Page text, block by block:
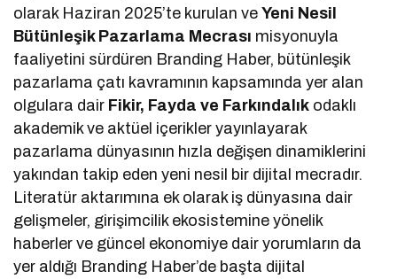
olarak Haziran 2025’te kurulan veYeni Nesil
Bütünleşik Pazarlama Mecrası misyonuyla
faaliyetini sürdüren Branding Haber, bütünleşik
pazarlama çatı kavramının kapsamında yer alan
olgulara dair Fikir, Fayda ve Farkındalık odaklı
akademik ve aktüel içerikler yayınlayarak
pazarlama dünyasının hızla değişen dinamiklerini
yakından takip eden yeni nesil bir dijital mecradır.
Literatür aktarımına ek olarak iş dünyasına dair
gelişmeler, girişimcilik ekosistemine yönelik
haberler ve güncel ekonomiye dair yorumların da
yer aldığı Branding Haber’de başta dijital